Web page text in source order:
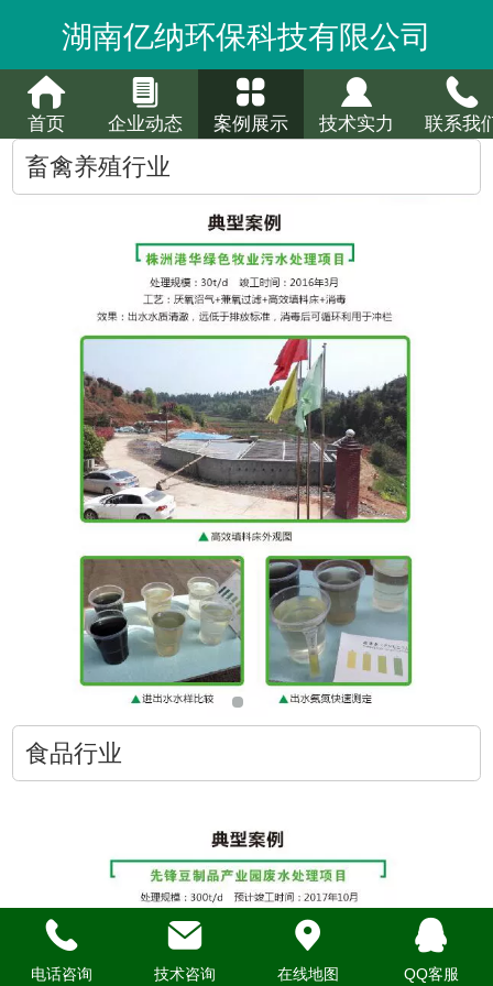
湖南亿纳环保科技有限公司
首页 企业动态 案例展示 技术实力 联系我
畜禽养殖行业
食品行业
电话咨询 技术咨询 在线地图 QQ客服